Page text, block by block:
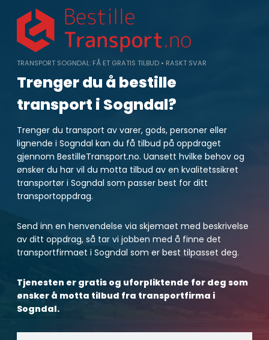
content
TRANSPORT SOGNDAL: FÅ ET GRATIS TILBUD • RASKT SVAR
Trenger du å bestille
transport i Sogndal?
Trenger du transport av varer, gods, personer eller
lignende i Sogndal kan du få tilbud på oppdraget
gjennom BestilleTransport.no. Uansett hvilke behov og
ønsker du har vil du motta tilbud av en kvalitetssikret
transportør i Sogndal som passer best for ditt
transportoppdrag.
Send inn en henvendelse via skjemaet med beskrivelse
av ditt oppdrag, så tar vi jobben med å finne det
transportfirmaet i Sogndal som er best tilpasset deg.
Tjenesten er gratis og uforpliktende for deg som
ønsker å motta tilbud fra transportfirma i
Sogndal.